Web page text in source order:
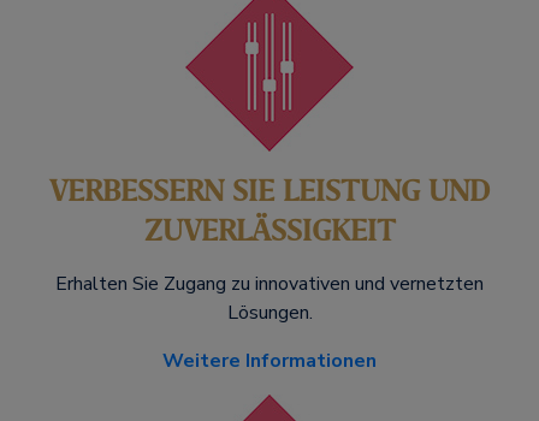
VERBESSERN SIE LEISTUNG UND
ZUVERLÄSSIGKEIT
Erhalten Sie Zugang zu innovativen und vernetzten
Lösungen.
Weitere Informationen